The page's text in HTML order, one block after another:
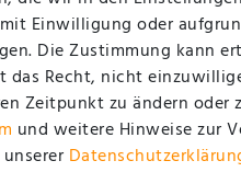
Einwilligung oder
Die Zustimmung kann
das Recht, nicht
Zeitpunkt zu ändern oder
und weitere Hinweise zur